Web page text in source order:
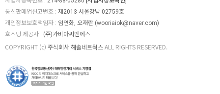
통신판매업신고번호 : 제2013-서울강남-02759호
개인정보보호책임자 : 임연화, 오재란 (wooriaiok@naver.com)
호스팅 제공자 : (주)가비아씨엔에스
COPYRIGHT (c) 주식회사 해솔네트웍스 ALL RIGHTS RESERVED.